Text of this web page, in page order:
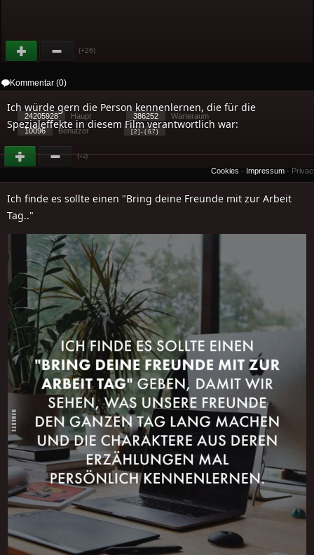
(+26)
Kommentar (0)
Ich würde gern die Person kennenlernen, die für die
Spezialeffekte in diesem Film verantwortlich war:
(+2)
Ich finde es sollte einen "Bring deine Freunde mit zur Arbeit
Tag.."
24205928 Haupt 386252
Warteraum
10096
Benutzer [ 2 ] - ( 6.7 )
Cookies - Impressum -